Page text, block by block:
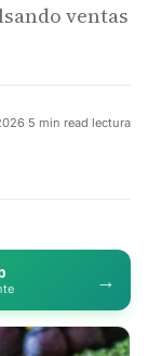
ventas
·5 min read lectura
→